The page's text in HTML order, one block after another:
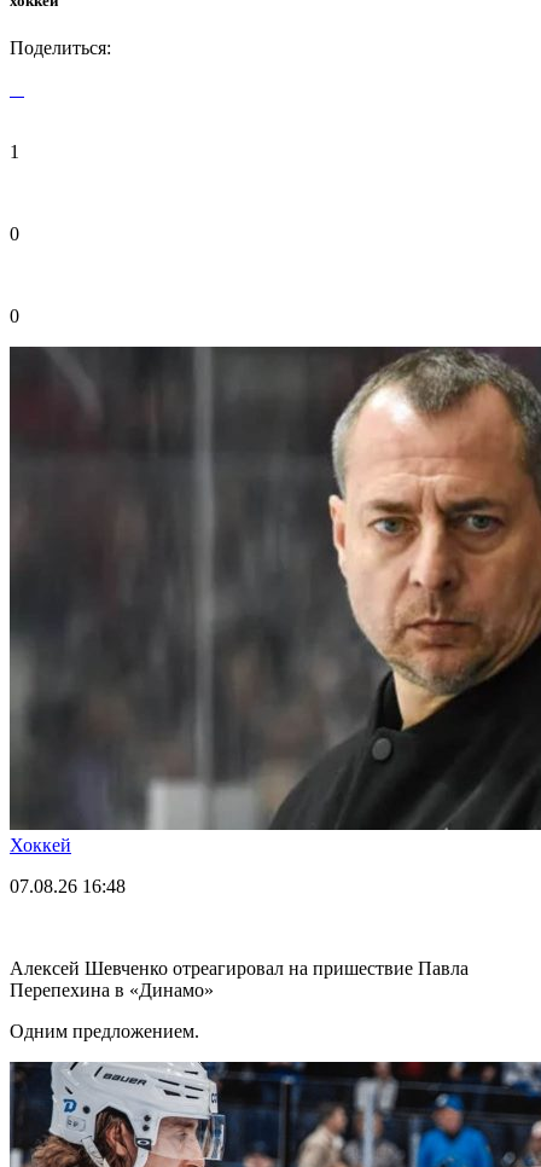
Поделиться:
1
0
0
Хоккей
07.08.26 16:48
Алексей Шевченко отреагировал на пришествие Павла
Перепехина в «Динамо»
Одним предложением.